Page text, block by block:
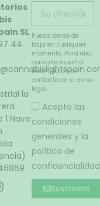
SL
44
la
1 Nave
Puede darse de
baja en cualquier
momento. Para ello,
consulte nuestra
información de
contacto en el aviso
legal.
Acepto las
condiciones
generales y la
política de
confidencialidad
Suscribete